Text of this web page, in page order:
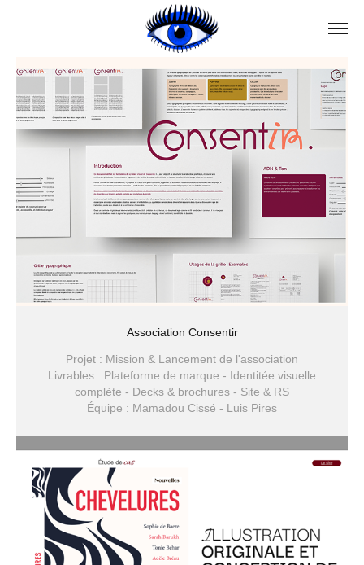
Association Consentir
Projet : Mission & Lancement de l'association
Livrables : Plateforme de marque - Identitée visuelle
complète - Decks & brochures - Site & RS
Équipe : Mamadou Cissé - Luis Pires